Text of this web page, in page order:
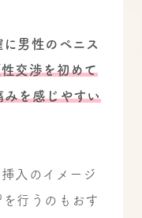
男性のペニス
交渉を初めて
みを感じやすい
入のイメージ
行うのもおす